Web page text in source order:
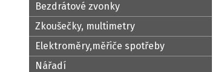
Bezdrátové zvonky
Zkoušečky, multimetry
Elektroměry,měřiče spotřeby
Nářadí